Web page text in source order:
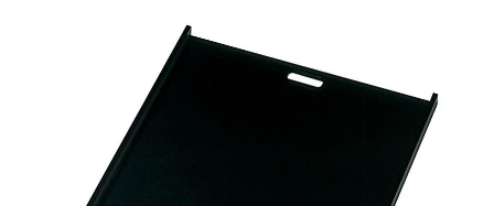
よくある質問
会社概要
OEMについて